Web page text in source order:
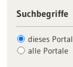
Suchbegriffe
dieses Portal
alle Portale